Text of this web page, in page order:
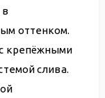
в
оттенком.
крепёжными
слива.